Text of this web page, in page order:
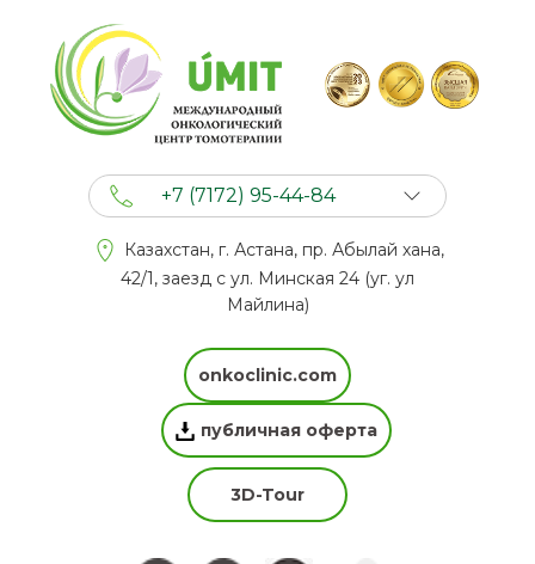
+7 (7172) 95-44-84
+7 (777) 201 44 44
Казахстан, г. Астана, пр. Абылай хана,
42/1, заезд с ул. Минская 24 (уг. ул
Майлина)
onkoclinic.com
публичная оферта
3D-Tour